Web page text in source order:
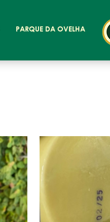
PARQUE DA OVELHA